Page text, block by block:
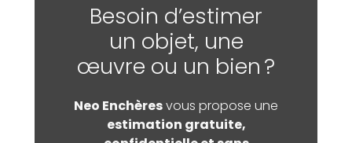
Besoin d’estimer
un objet, une
œuvre ou un bien ?
Neo Enchèresvous propose une
estimation gratuite,